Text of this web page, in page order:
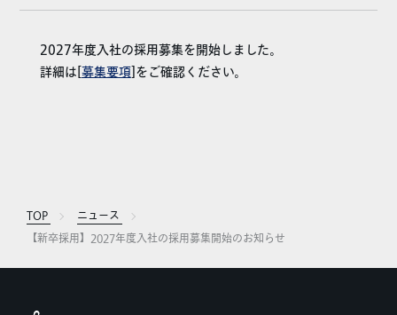
2027年度入社の採用募集を開始しました。
詳細は[募集要項]をご確認ください。
TOP
ニュース
【新卒採用】2027年度入社の採用募集開始のお知らせ